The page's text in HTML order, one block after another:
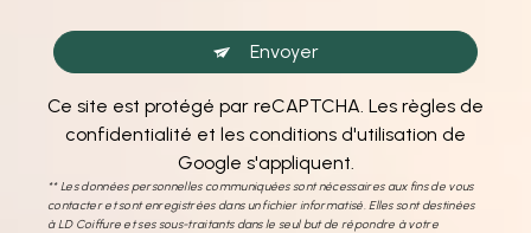
Envoyer
Ce site est protégé par reCAPTCHA. Les règles de
confidentialité et les conditions d'utilisation de
Google s'appliquent.
** Les données personnelles communiquées sont nécessaires aux fins de vous
contacter et sont enregistrées dans un fichier informatisé. Elles sont destinées
à LD Coiffure et ses sous-traitants dans le seul but de répondre à votre